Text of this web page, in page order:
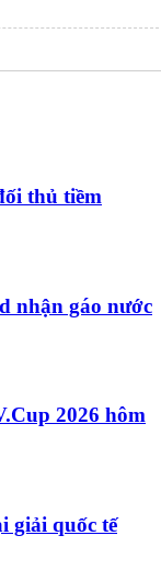
thủ tiềm
nhận gáo nước
2026 hôm
giải quốc tế